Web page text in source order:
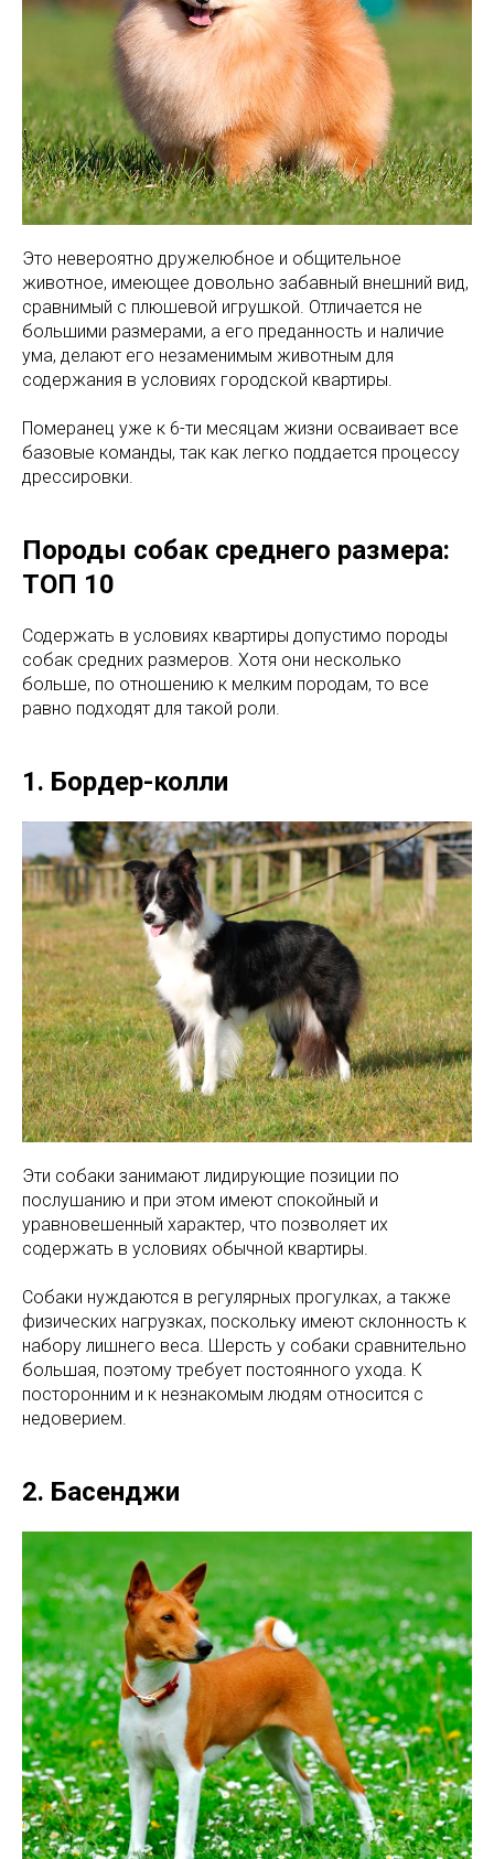
Это невероятно дружелюбное и общительное
животное, имеющее довольно забавный внешний вид,
сравнимый с плюшевой игрушкой. Отличается не
большими размерами, а его преданность и наличие
ума, делают его незаменимым животным для
содержания в условиях городской квартиры.
Померанец уже к 6-ти месяцам жизни осваивает все
базовые команды, так как легко поддается процессу
дрессировки.
Породы собак среднего размера:
ТОП 10
Содержать в условиях квартиры допустимо породы
собак средних размеров. Хотя они несколько
больше, по отношению к мелким породам, то все
равно подходят для такой роли.
1. Бордер-колли
Эти собаки занимают лидирующие позиции по
послушанию и при этом имеют спокойный и
уравновешенный характер, что позволяет их
содержать в условиях обычной квартиры.
Собаки нуждаются в регулярных прогулках, а также
физических нагрузках, поскольку имеют склонность к
набору лишнего веса. Шерсть у собаки сравнительно
большая, поэтому требует постоянного ухода. К
посторонним и к незнакомым людям относится с
недоверием.
2. Басенджи